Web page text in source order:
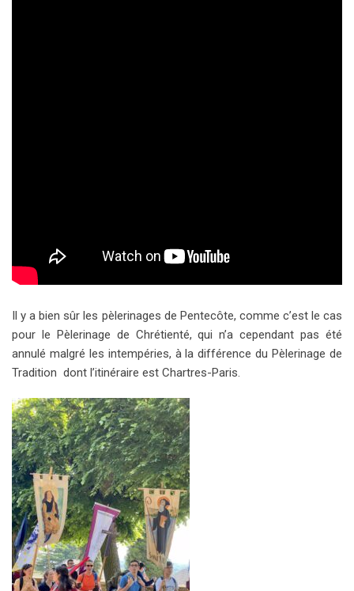
Il y a bien sûr les pèlerinages de Pentecôte, comme c’est le cas
pour le Pèlerinage de Chrétienté, qui n’a cependant pas été
annulé malgré les intempéries, à la différence du Pèlerinage de
Tradition dont l’itinéraire est Chartres-Paris.